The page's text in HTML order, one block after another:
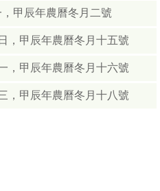
甲辰年農曆冬月二號
，甲辰年農曆冬月十五號
，甲辰年農曆冬月十六號
，甲辰年農曆冬月十八號